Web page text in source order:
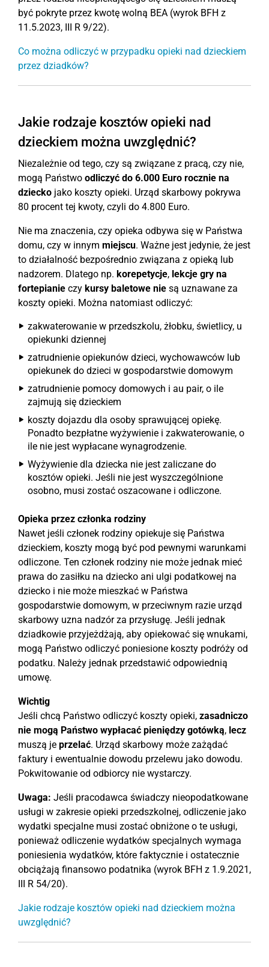
być pokryte przez kwotę wolną BEA (wyrok BFH z
11.5.2023, III R 9/22).
Co można odliczyć w przypadku opieki nad dzieckiem
przez dziadków?
Jakie rodzaje kosztów opieki nad
dzieckiem można uwzględnić?
Niezależnie od tego, czy są związane z pracą, czy nie,
mogą Państwo odliczyć do 6.000 Euro rocznie na
dziecko jako koszty opieki. Urząd skarbowy pokrywa
80 procent tej kwoty, czyli do 4.800 Euro.
Nie ma znaczenia, czy opieka odbywa się w Państwa
domu, czy w innym miejscu. Ważne jest jedynie, że jest
to działalność bezpośrednio związana z opieką lub
nadzorem. Dlatego np. korepetycje, lekcje gry na
fortepianie czy kursy baletowe nie są uznawane za
koszty opieki. Można natomiast odliczyć:
zakwaterowanie w przedszkolu, żłobku, świetlicy, u
opiekunki dziennej
zatrudnienie opiekunów dzieci, wychowawców lub
opiekunek do dzieci w gospodarstwie domowym
zatrudnienie pomocy domowych i au pair, o ile
zajmują się dzieckiem
koszty dojazdu dla osoby sprawującej opiekę.
Ponadto bezpłatne wyżywienie i zakwaterowanie, o
ile nie jest wypłacane wynagrodzenie.
Wyżywienie dla dziecka nie jest zaliczane do
kosztów opieki. Jeśli nie jest wyszczególnione
osobno, musi zostać oszacowane i odliczone.
Opieka przez członka rodziny
Nawet jeśli członek rodziny opiekuje się Państwa
dzieckiem, koszty mogą być pod pewnymi warunkami
odliczone. Ten członek rodziny nie może jednak mieć
prawa do zasiłku na dziecko ani ulgi podatkowej na
dziecko i nie może mieszkać w Państwa
gospodarstwie domowym, w przeciwnym razie urząd
skarbowy uzna nadzór za przysługę. Jeśli jednak
dziadkowie przyjeżdżają, aby opiekować się wnukami,
mogą Państwo odliczyć poniesione koszty podróży od
podatku. Należy jednak przedstawić odpowiednią
umowę.
Wichtig
Jeśli chcą Państwo odliczyć koszty opieki, zasadniczo
nie mogą Państwo wypłacać pieniędzy gotówką, lecz
muszą je przelać. Urząd skarbowy może zażądać
faktury i ewentualnie dowodu przelewu jako dowodu.
Pokwitowanie od odbiorcy nie wystarczy.
Uwaga: Jeśli pracodawca świadczy nieopodatkowane
usługi w zakresie opieki przedszkolnej, odliczenie jako
wydatki specjalne musi zostać obniżone o te usługi,
ponieważ odliczenie wydatków specjalnych wymaga
poniesienia wydatków, które faktycznie i ostatecznie
obciążają finansowo podatnika (wyrok BFH z 1.9.2021,
III R 54/20).
Jakie rodzaje kosztów opieki nad dzieckiem można
uwzględnić?